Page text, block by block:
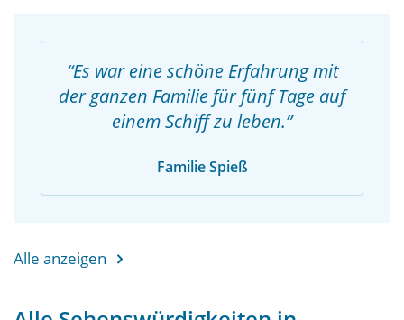
Es war eine schöne Erfahrung mit
der ganzen Familie für fünf Tage auf
einem Schiff zu leben.
Familie Spieß
Alle anzeigen